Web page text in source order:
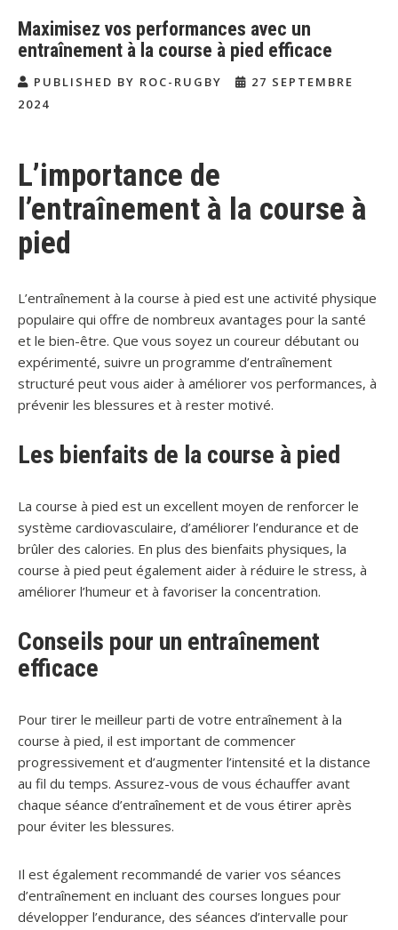
Maximisez vos performances avec un
entraînement à la course à pied efficace
PUBLISHED BY ROC-RUGBY
27 SEPTEMBRE
2024
L’importance de
l’entraînement à la course à
pied
L’entraînement à la course à pied est une activité physique
populaire qui offre de nombreux avantages pour la santé
et le bien-être. Que vous soyez un coureur débutant ou
expérimenté, suivre un programme d’entraînement
structuré peut vous aider à améliorer vos performances, à
prévenir les blessures et à rester motivé.
Les bienfaits de la course à pied
La course à pied est un excellent moyen de renforcer le
système cardiovasculaire, d’améliorer l’endurance et de
brûler des calories. En plus des bienfaits physiques, la
course à pied peut également aider à réduire le stress, à
améliorer l’humeur et à favoriser la concentration.
Conseils pour un entraînement
efficace
Pour tirer le meilleur parti de votre entraînement à la
course à pied, il est important de commencer
progressivement et d’augmenter l’intensité et la distance
au fil du temps. Assurez-vous de vous échauffer avant
chaque séance d’entraînement et de vous étirer après
pour éviter les blessures.
Il est également recommandé de varier vos séances
d’entraînement en incluant des courses longues pour
développer l’endurance, des séances d’intervalle pour